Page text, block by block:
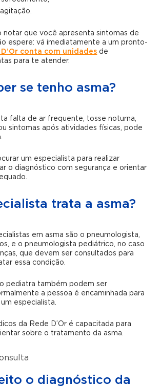
notar que você apresenta sintomas de
espere: vá imediatamente a um pronto-
conta com unidades de
para te atender.
se tenho asma?
falta de ar frequente, tosse noturna,
sintomas após atividades físicas, pode
um especialista para realizar
o diagnóstico com segurança e orientar
trata a asma?
em asma são o pneumologista,
e o pneumologista pediátrico, no caso
que devem ser consultados para
essa condição.
pediatra também podem ser
a pessoa é encaminhada para
especialista.
da Rede D’Or é capacitada para
sobre o tratamento da asma.
o diagnóstico da